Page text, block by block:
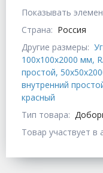
Показывать
Страна: Россия
Другие размеры:
100x100x2000 мм,
простой,
внутренний
красный
Тип товара:
Товар участвует в